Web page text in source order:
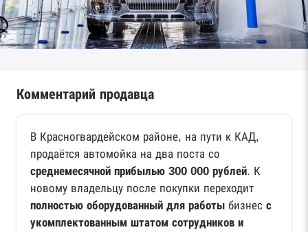
Комментарий продавца
В Красногвардейском районе, на пути к КАД,
продаётся автомойка на два поста со
среднемесячной прибылью 300 000 рублей. К
новому владельцу после покупки переходит
полностью оборудованный для работы бизнес с
укомплектованным штатом сотрудников и